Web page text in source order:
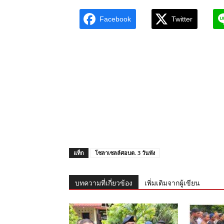
Facebook Twitter
แท็ก โซลาเซลล์ศอบต. 3 วันพัง
บทความที่เกี่ยวข้อง เพิ่มเติมจากผู้เขียน